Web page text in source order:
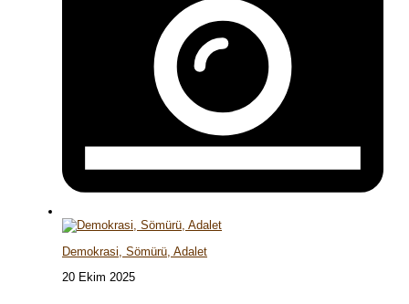
Demokrasi, Sömürü, Adalet
20 Ekim 2025